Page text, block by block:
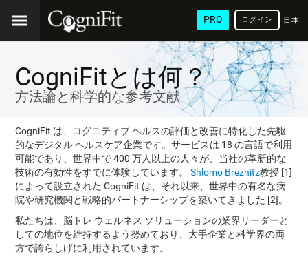
PRO 日本
語
ログイン
CogniFitとは何？
方法論と科学的な参考文献
CogniFit は、コグニティブ ヘルスの評価と改善に特化した先駆
的なデジタル ヘルスケア企業です。サービスは 18 の言語で利用
可能であり、世界中で 400 万人以上の人々が、当社の革新的な
技術の有効性をすでに体験しています。Shlomo Breznitz教授 [1]
によって設立された CogniFit は、それ以来、世界中の有名な病
院や研究機関と戦略的パートナーシップを築いてきました [2]。
私たちは、脳トレ ウェルネス ソリューションの業界リーダーと
しての地位を維持するよう努めており、大手企業と科学界の両
方で誇らしげに利用されています。